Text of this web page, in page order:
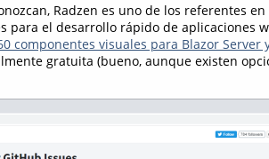
Radzen es uno de los referentes
para el desarrollo rápido de aplicaciones
componentes visuales para Blazor Server
gratuita (bueno, aunque existen